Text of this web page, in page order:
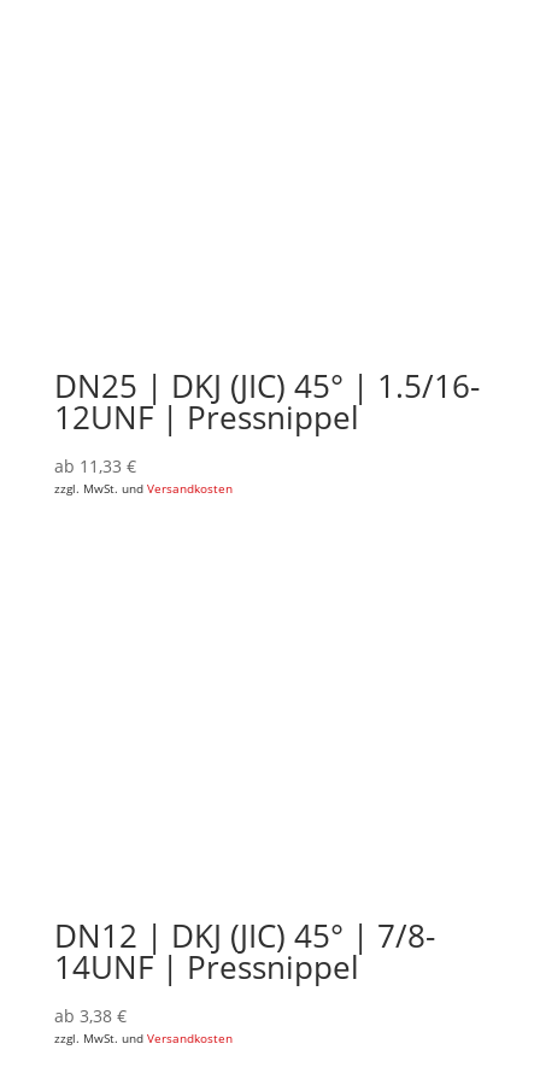
DN25 | DKJ (JIC) 45° | 1.5/16-
12UNF | Pressnippel
ab 11,33 €
zzgl. MwSt. und Versandkosten
DN12 | DKJ (JIC) 45° | 7/8-
14UNF | Pressnippel
ab 3,38 €
zzgl. MwSt. und Versandkosten